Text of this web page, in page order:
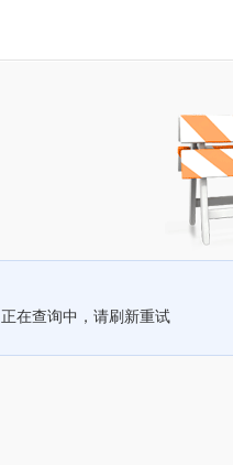
正在查询中，请刷新重试